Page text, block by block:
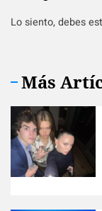
Lo siento, debes
Más